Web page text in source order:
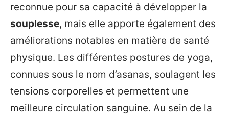
reconnue pour sa capacité à développer la
souplesse, mais elle apporte également des
améliorations notables en matière de santé
physique. Les différentes postures de yoga,
connues sous le nom d’asanas, soulagent les
tensions corporelles et permettent une
meilleure circulation sanguine. Au sein de la